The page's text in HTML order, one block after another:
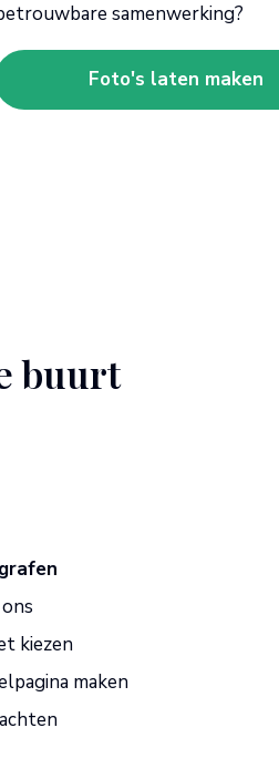
samenwerking?
Foto's laten maken
buurt
kiezen
maken